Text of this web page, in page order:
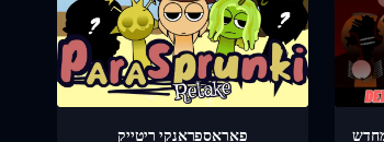
פאראספראנקי ריטייק